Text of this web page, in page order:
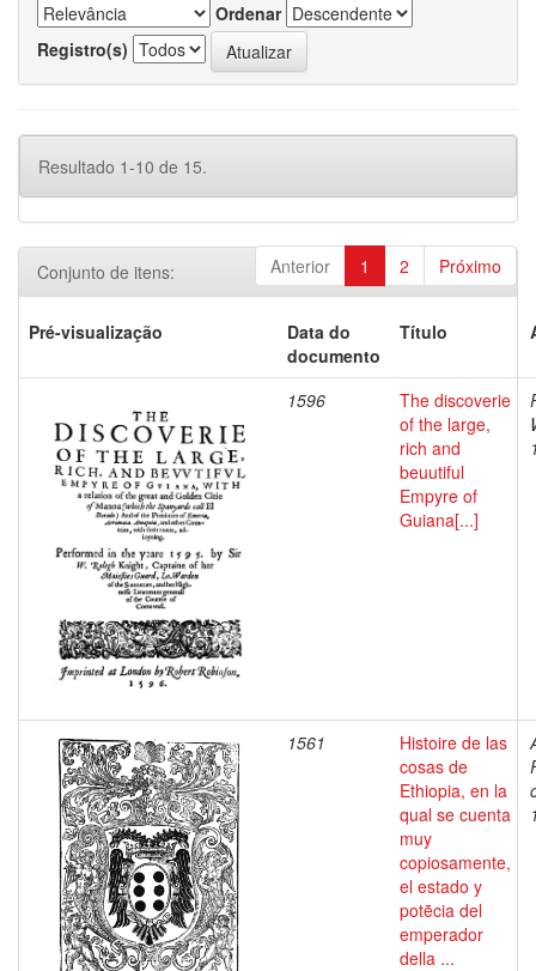
Ordenar
Registro(s)
Resultado 1-10 de 15.
Anterior 1 2 Próximo
Conjunto de itens:
Pré-visualização
Data do
documento
Título
1596
The discoverie
of the large,
rich and
beuutiful
Empyre of
Guiana[...]
1561
Histoire de las
cosas de
Ethiopia, en la
qual se cuenta
muy
copiosamente,
el estado y
potẽcia del
emperador
della ...